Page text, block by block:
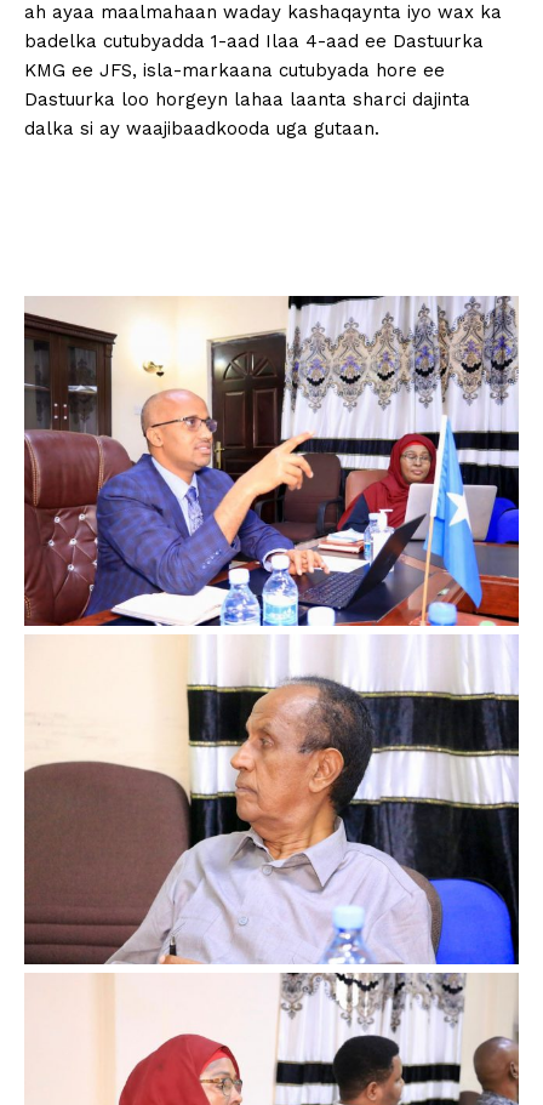
ah ayaa maalmahaan waday kashaqaynta iyo wax ka
badelka cutubyadda 1-aad Ilaa 4-aad ee Dastuurka
KMG ee JFS, isla-markaana cutubyada hore ee
Dastuurka loo horgeyn lahaa laanta sharci dajinta
dalka si ay waajibaadkooda uga gutaan.